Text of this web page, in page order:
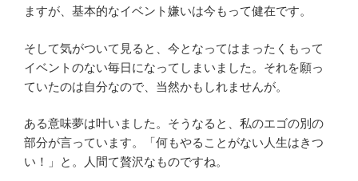
ますが、基本的なイベント嫌いは今もって健在です。
そして気がついて見ると、今となってはまったくもって
イベントのない毎日になってしまいました。それを願っ
ていたのは自分なので、当然かもしれませんが。
ある意味夢は叶いました。そうなると、私のエゴの別の
部分が言っています。「何もやることがない人生はきつ
い！」と。人間て贅沢なものですね。